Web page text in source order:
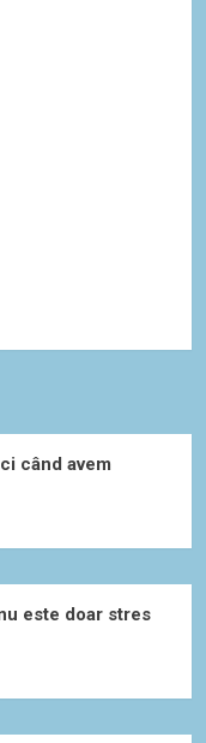
când avem
este doar stres